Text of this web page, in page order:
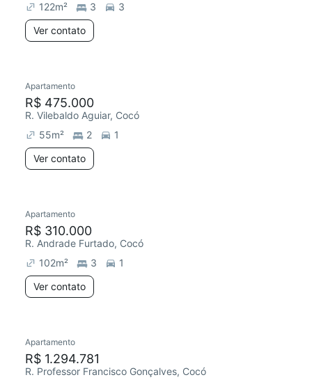
122m² 3
3
Ver contato
Redecorar
Apartamento
R$ 475.000
R. Vilebaldo Aguiar, Cocó
55m² 2
1
Ver contato
Chegou este mês
Apartamento
R$ 310.000
R. Andrade Furtado, Cocó
102m² 3
1
Ver contato
Apartamento
R$ 1.294.781
R. Professor Francisco Gonçalves, Cocó